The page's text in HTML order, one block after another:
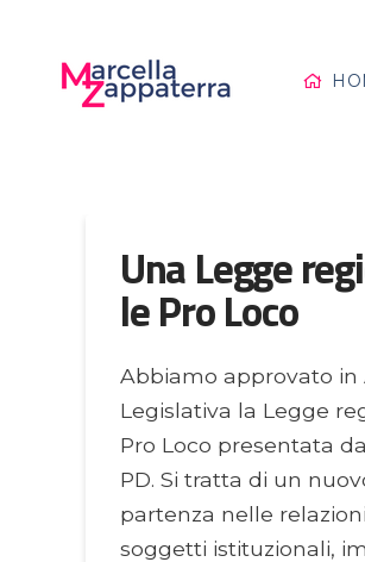
Una Legge
le Pro Loco
Abbiamo approvato in
Legislativa la Legge
Pro Loco presentata
PD. Si tratta di un
partenza nelle
soggetti istituzionali,